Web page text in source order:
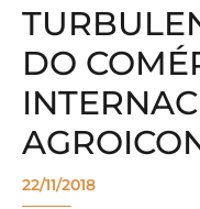
DO
22/11/2018